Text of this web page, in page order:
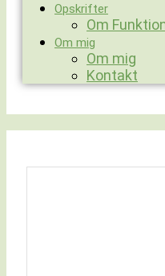
Opskrifter
Om
Om mig
Om mig
Kontakt